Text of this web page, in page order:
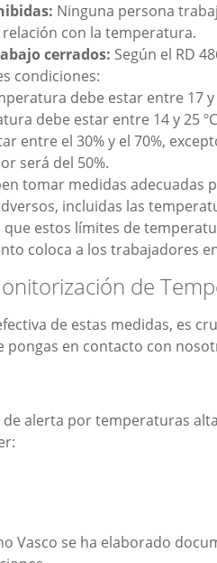
Ninguna persona
con la temperatura.
cerrados: Según el RD
condiciones:
debe estar entre 17 y
debe estar entre 14 y 25
entre el 30% y el 70%,
será del 50%.
tomar medidas adecuadas
incluidas las
que estos límites de
coloca a los trabajadores
de
de estas medidas, es
en contacto con
alerta por temperaturas
Vasco se ha elaborado